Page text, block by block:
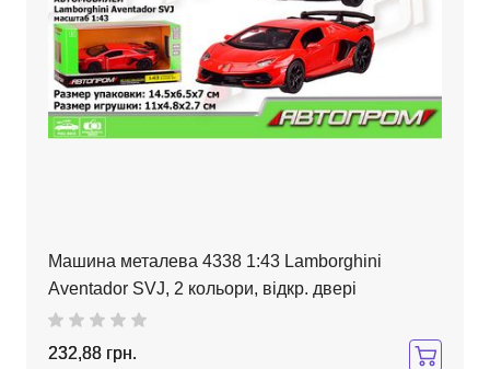
Машина металева 4338 1:43 Lamborghini
Aventador SVJ, 2 кольори, відкр. двері
232,88 грн.